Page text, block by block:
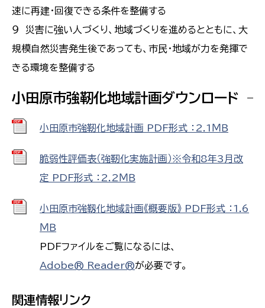
速に再建・回復できる条件を整備する
９ 災害に強い人づくり、地域づくりを進めるとともに、大
規模自然災害発生後であっても、市民・地域が力を発揮で
きる環境を整備する
小田原市強靭化地域計画ダウンロード
小田原市強靭化地域計画 PDF形式 ：2.1ＭＢ
脆弱性評価表（強靭化実施計画）※令和8年3月改
定 PDF形式 ：2.2ＭＢ
小田原市強靱化地域計画《概要版》 PDF形式 ：1.6
ＭＢ
PDFファイルをご覧になるには、
Adobe® Reader®が必要です。
関連情報リンク